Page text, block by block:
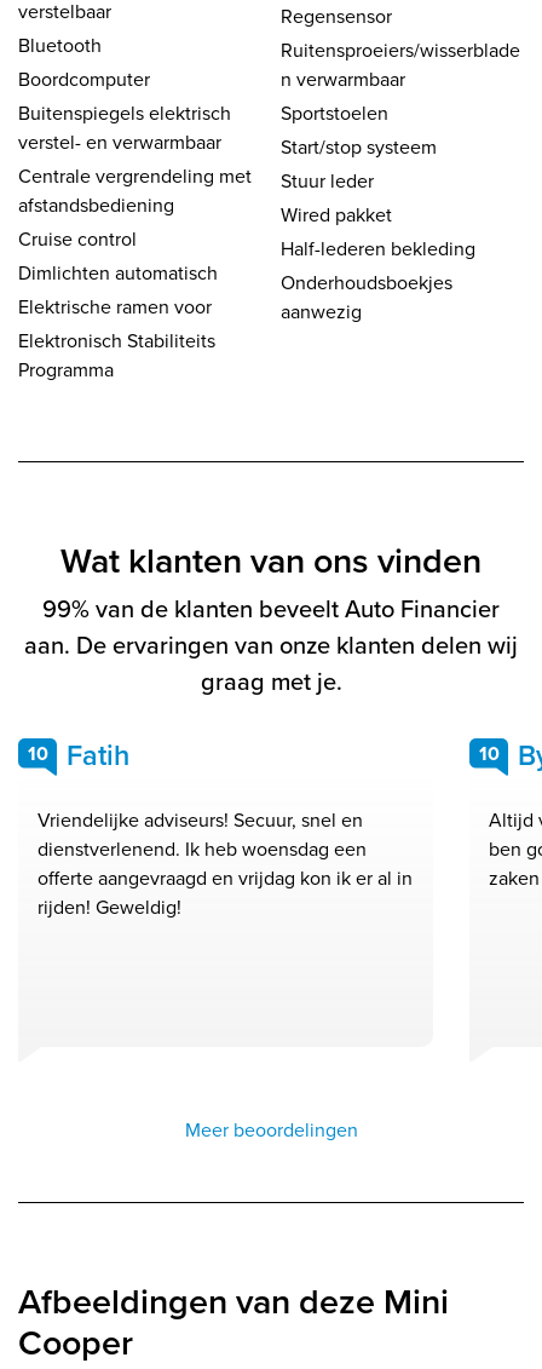
verstelbaar
Bluetooth
Boordcomputer
Buitenspiegels elektrisch
verstel- en verwarmbaar
Centrale vergrendeling met
afstandsbediening
Cruise control
Dimlichten automatisch
Elektrische ramen voor
Elektronisch Stabiliteits
Programma
Regensensor
Ruitensproeiers/wisserblade
n verwarmbaar
Sportstoelen
Start/stop systeem
Stuur leder
Wired pakket
Half-lederen bekleding
Onderhoudsboekjes
aanwezig
Wat klanten van ons vinden
99% van de klanten beveelt Auto Financier
aan. De ervaringen van onze klanten delen wij
graag met je.
10 Fatih
Vriendelijke adviseurs! Secuur, snel en
dienstverlenend. Ik heb woensdag een
offerte aangevraagd en vrijdag kon ik er al in
rijden! Geweldig!
10
Altijd
ben
Meer beoordelingen
Afbeeldingen van deze Mini
Cooper